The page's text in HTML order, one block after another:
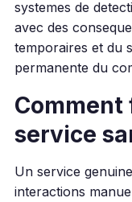
systemes de
avec des
temporaires et du
permanente du
Comment
service
Un service
interactions